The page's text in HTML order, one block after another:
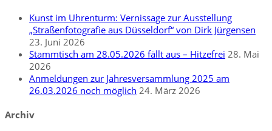
Kunst im Uhrenturm: Vernissage zur Ausstellung
„Straßenfotografie aus Düsseldorf“ von Dirk Jürgensen
23. Juni 2026
Stammtisch am 28.05.2026 fällt aus – Hitzefrei 28. Mai
2026
Anmeldungen zur Jahresversammlung 2025 am
26.03.2026 noch möglich 24. März 2026
Archiv